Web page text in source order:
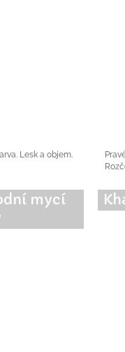
Lesk a objem.
mycí